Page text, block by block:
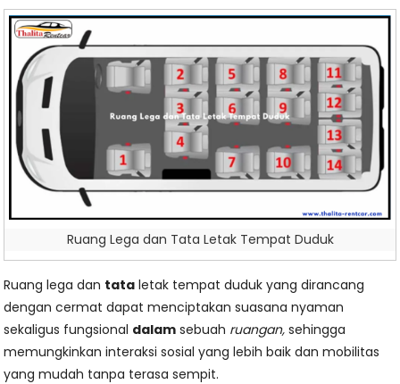
Ruang Lega dan Tata Letak Tempat Duduk
Ruang lega dan tata letak tempat duduk yang dirancang
dengan cermat dapat menciptakan suasana nyaman
sekaligus fungsional dalam sebuah ruangan, sehingga
memungkinkan interaksi sosial yang lebih baik dan mobilitas
yang mudah tanpa terasa sempit.